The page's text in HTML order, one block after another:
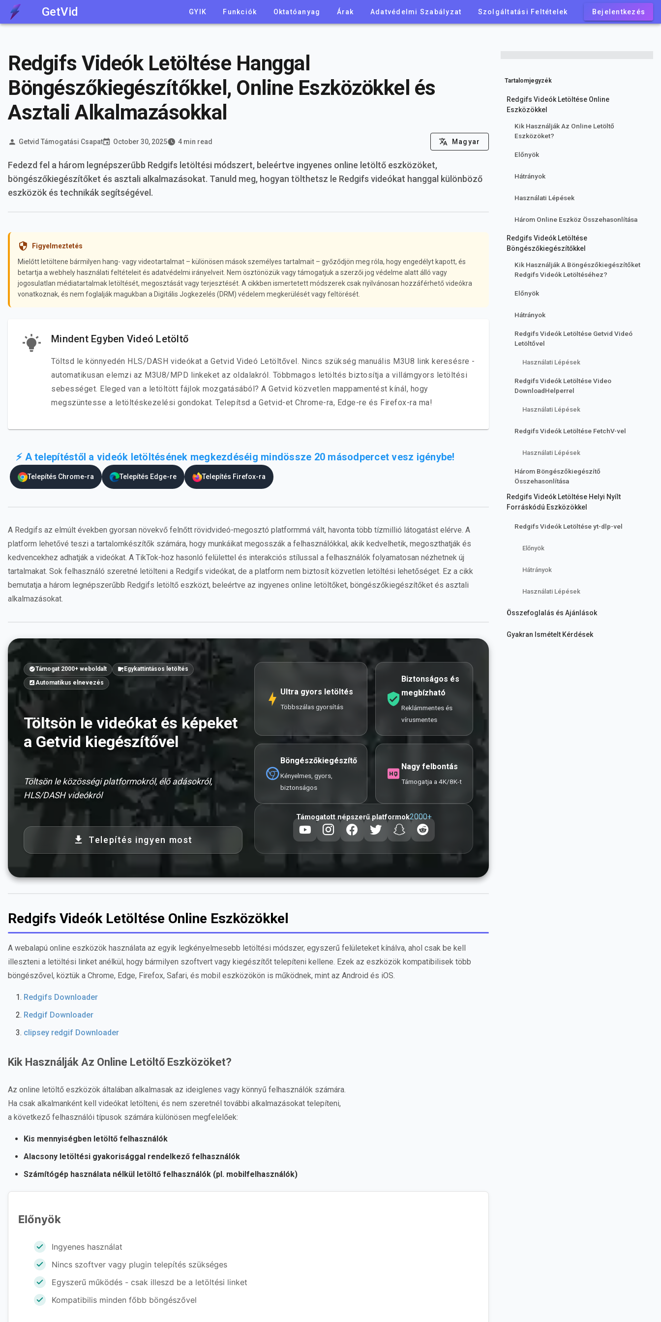
GetVid GYIK Funkciók Oktatóanyag Árak Adatvédelmi Szabályzat Szolgáltatási Feltételek Bejelentkezés
Redgifs Videók Letöltése Hanggal
Böngészőkiegészítőkkel, Online Eszközökkel és
Asztali Alkalmazásokkal
Getvid Támogatási Csapat October 30, 2025 4 min read Magyar
Fedezd fel a három legnépszerűbb Redgifs letöltési módszert, beleértve ingyenes online letöltő eszközöket,
böngészőkiegészítőket és asztali alkalmazásokat. Tanuld meg, hogyan tölthetsz le Redgifs videókat hanggal különböző
eszközök és technikák segítségével.
Figyelmeztetés
Mielőtt letöltene bármilyen hang- vagy videotartalmat – különösen mások személyes tartalmait – győződjön meg róla, hogy engedélyt kapott, és
betartja a webhely használati feltételeit és adatvédelmi irányelveit. Nem ösztönözük vagy támogatjuk a szerzői jog védelme alatt álló vagy
jogosulatlan médiatartalmak letöltését, megosztását vagy terjesztését. A cikkben ismertetett módszerek csak nyilvánosan hozzáférhető videókra
vonatkoznak, és nem foglalják magukban a Digitális Jogkezelés (DRM) védelem megkerülését vagy feltörését.
Mindent Egyben Videó Letöltő
Töltsd le könnyedén HLS/DASH videókat a Getvid Videó Letöltővel. Nincs szükség manuális M3U8 link keresésre -
automatikusan elemzi az M3U8/MPD linkeket az oldalakról. Többmagos letöltés biztosítja a villámgyors letöltési
sebességet. Eleged van a letöltött fájlok mozgatásából? A Getvid közvetlen mappamentést kínál, hogy
megszüntesse a letöltéskezelési gondokat. Telepítsd a Getvid-et Chrome-ra, Edge-re és Firefox-ra ma!
⚡ A telepítéstől a videók letöltésének megkezdéséig mindössze 20 másodpercet vesz igénybe!
Telepítés Chrome-ra Telepítés Edge-re Telepítés Firefox-ra
A Redgifs az elmúlt években gyorsan növekvő felnőtt rövidvideó-megosztó platformmá vált, havonta több tízmillió látogatást elérve. A
platform lehetővé teszi a tartalomkészítők számára, hogy munkáikat megosszák a felhasználókkal, akik kedvelhetik, megoszthatják és
kedvencekhez adhatják a videókat. A TikTok-hoz hasonló felülettel és interakciós stílussal a felhasználók folyamatosan nézhetnek új
tartalmakat. Sok felhasználó szeretné letölteni a Redgifs videókat, de a platform nem biztosít közvetlen letöltési lehetőséget. Ez a cikk
bemutatja a három legnépszerűbb Redgifs letöltő eszközt, beleértve az ingyenes online letöltőket, böngészőkiegészítőket és asztali
alkalmazásokat.
Támogat 2000+ weboldalt
Egykattintásos letöltés
Automatikus elnevezés
Töltsön le videókat és képeket
a Getvid kiegészítővel
Töltsön le közösségi platformokról, élő adásokról,
HLS/DASH videókról
Telepítés ingyen most
Ultra gyors letöltés
Többszálas gyorsítás
Biztonságos és
megbízható
Reklámmentes és
vírusmentes
Böngészőkiegészítő
Kényelmes, gyors,
biztonságos
Nagy felbontás
Támogatja a 4K/8K-t
Támogatott népszerű platformok2000+
Redgifs Videók Letöltése Online Eszközökkel
A webalapú online eszközök használata az egyik legkényelmesebb letöltési módszer, egyszerű felületeket kínálva, ahol csak be kell
illeszteni a letöltési linket anélkül, hogy bármilyen szoftvert vagy kiegészítőt telepíteni kellene. Ezek az eszközök kompatibilisek több
böngészővel, köztük a Chrome, Edge, Firefox, Safari, és mobil eszközökön is működnek, mint az Android és iOS.
Redgifs Downloader
Redgif Downloader
clipsey redgif Downloader
Kik Használják Az Online Letöltő Eszközöket?
Az online letöltő eszközök általában alkalmasak az ideiglenes vagy könnyű felhasználók számára.
Ha csak alkalmanként kell videókat letölteni, és nem szeretnél további alkalmazásokat telepíteni,
a következő felhasználói típusok számára különösen megfelelőek:
Kis mennyiségben letöltő felhasználók
Alacsony letöltési gyakorisággal rendelkező felhasználók
Számítógép használata nélkül letöltő felhasználók (pl. mobilfelhasználók)
Előnyök
Ingyenes használat
Nincs szoftver vagy plugin telepítés szükséges
Egyszerű működés - csak illeszd be a letöltési linket
Kompatibilis minden főbb böngészővel
Tartalomjegyzék
Redgifs Videók Letöltése Online
Eszközökkel
Kik Használják Az Online Letöltő
Eszközöket?
Előnyök
Hátrányok
Használati Lépések
Három Online Eszköz Összehasonlítása
Redgifs Videók Letöltése
Böngészőkiegészítőkkel
Kik Használják A Böngészőkiegészítőket
Redgifs Videók Letöltéséhez?
Előnyök
Hátrányok
Redgifs Videók Letöltése Getvid Videó
Letöltővel
Használati Lépések
Redgifs Videók Letöltése Video
DownloadHelperrel
Használati Lépések
Redgifs Videók Letöltése FetchV-vel
Használati Lépések
Három Böngészőkiegészítő
Összehasonlítása
Redgifs Videók Letöltése Helyi Nyílt
Forráskódú Eszközökkel
Redgifs Videók Letöltése yt-dlp-vel
Előnyök
Hátrányok
Használati Lépések
Összefoglalás és Ajánlások
Gyakran Ismételt Kérdések